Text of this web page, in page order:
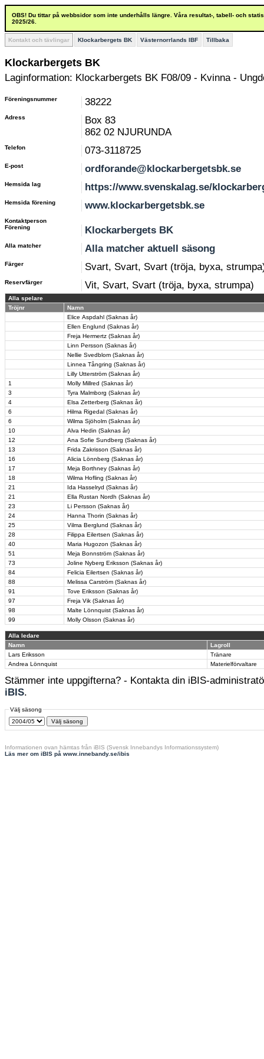
OBS! Du tittar på webbsidor som inte underhålls längre. Våra resultat-, tabell- och
2025/26.
Kontakt och tävlingar Klockarbergets BK Västernorrlands IBF Tillbaka
Klockarbergets BK
Laginformation: Klockarbergets BK F08/09 - Kvinna -
Föreningsnummer 38222
Adress
Box 83
862 02 NJURUNDA
Telefon 073-3118725
E-post ordforande@klockarbergetsbk.se
Hemsida lag https://www.svenskalag.se/
Hemsida förening www.klockarbergetsbk.se
Kontaktperson
Förening
Klockarbergets BK
Alla matcher Alla matcher aktuell säsong
Färger Svart, Svart, Svart (tröja, byxa,
Reservfärger Vit, Svart, Svart (tröja, byxa, strumpa)
Alla spelare
Tröjnr
Namn
Elice Aspdahl (Saknas år)
Ellen Englund (Saknas år)
Freja Hermertz (Saknas år)
Linn Persson (Saknas år)
Nellie Svedblom (Saknas år)
Linnea Tångring (Saknas år)
Lilly Utterström (Saknas år)
1
Molly Millred (Saknas år)
3
Tyra Malmborg (Saknas år)
4
Elsa Zetterberg (Saknas år)
6
Hilma Rigedal (Saknas år)
6
Wilma Sjöholm (Saknas år)
10
Alva Hedin (Saknas år)
12
Ana Sofie Sundberg (Saknas år)
13
Frida Zakrisson (Saknas år)
16
Alicia Lönnberg (Saknas år)
17
Meja Borthney (Saknas år)
18
Wilma Hofling (Saknas år)
21
Ida Hasselryd (Saknas år)
21
Ella Rustan Nordh (Saknas år)
23
Li Persson (Saknas år)
24
Hanna Thorin (Saknas år)
25
Vilma Berglund (Saknas år)
28
Filippa Eilertsen (Saknas år)
40
Maria Hugozon (Saknas år)
51
Meja Bonnström (Saknas år)
73
Joline Nyberg Eriksson (Saknas år)
84
Felicia Eilertsen (Saknas år)
88
Melissa Carström (Saknas år)
91
Tove Eriksson (Saknas år)
97
Freja Vik (Saknas år)
98
Malte Lönnquist (Saknas år)
99
Molly Olsson (Saknas år)
Alla ledare
Namn
Lagroll
Lars Eriksson
Tränare
Andrea Lönnquist
Materielförvaltare
Stämmer inte uppgifterna? - Kontakta din iBIS-
iBIS.
Välj säsong
Informationen ovan hämtas från iBIS (Svensk Innebandys Informationssystem)
Läs mer om iBIS på www.innebandy.se/ibis